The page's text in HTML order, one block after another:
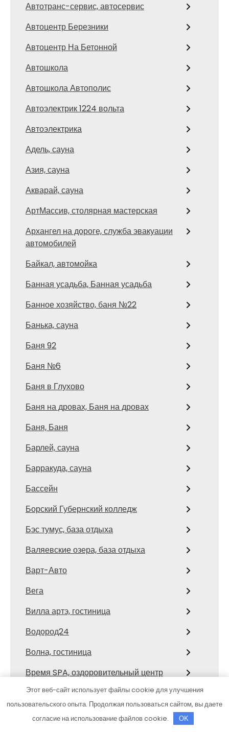
Автотранс-сервис, автосервис
Автоцентр Березники
Автоцентр На Бетонной
Автошкола
Автошкола Автополис
Автоэлектрик 1224 вольта
Автоэлектрика
Адель, сауна
Азия, сауна
Акварай, сауна
АртМассив, столярная мастерская
Архангел на дороге, служба эвакуации
автомобилей
Байкал, автомойка
Банная усадьба, Банная усадьба
Банное хозяйство, баня №22
Банька, сауна
Баня 92
Баня №6
Баня в Глухово
Баня на дровах, Баня на дровах
Баня, Баня
Барлей, сауна
Барракуда, сауна
Бассейн
Борский Губернский колледж
Бэс тумус, база отдыха
Валяевские озера, база отдыха
Варт-Авто
Вега
Вилла артэ, гостиница
Водород24
Волна, гостиница
Время SPA, оздоровительный центр
Выхлопной
Этот веб-сайт использует файлы cookie для улучшения
пользовательского опыта. Продолжая пользоваться сайтом, вы даете
согласие на использование файлов cookie.
OK